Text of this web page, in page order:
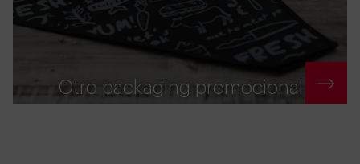
Otro packaging promocional